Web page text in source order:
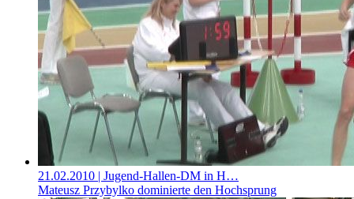
21.02.2010 | Jugend-Hallen-DM in H…
Mateusz Przybylko dominierte den Hochsprung